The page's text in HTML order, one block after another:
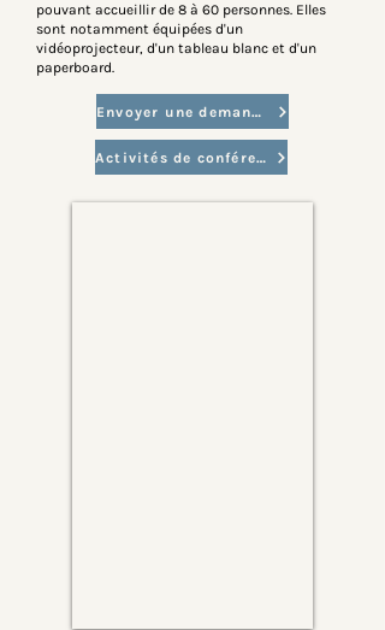
pouvant accueillir de 8 à 60 personnes. Elles
sont notamment équipées d'un
vidéoprojecteur, d'un tableau blanc et d'un
paperboard.
Envoyer une demande
Activités de conférence